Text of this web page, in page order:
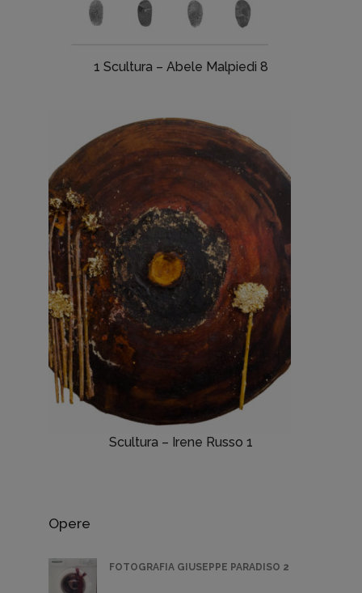
1 Scultura – Abele Malpiedi 8
Scultura – Irene Russo 1
Opere
FOTOGRAFIA GIUSEPPE PARADISO 2